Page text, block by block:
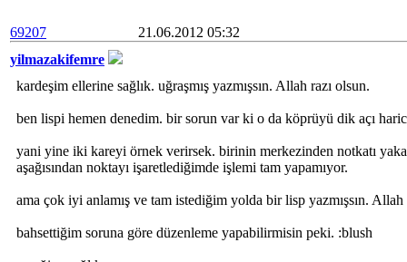
69207
21.06.2012 05:32
yilmazakifemre
kardeşim ellerine sağlık. uğraşmış yazmışsın. Allah razı olsun.
ben lispi hemen denedim. bir sorun var ki o da köprüyü dik açı
yani yine iki kareyi örnek verirsek. birinin merkezinden notkatı
aşağısından noktayı işaretlediğimde işlemi tam yapamıyor.
ama çok iyi anlamış ve tam istediğim yolda bir lisp yazmışsın.
bahsettiğim soruna göre düzenleme yapabilirmisin peki. :blush